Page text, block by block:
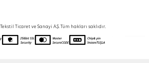
Ticaret ve Sanayi A.Ş. Tüm hakları saklıdır.